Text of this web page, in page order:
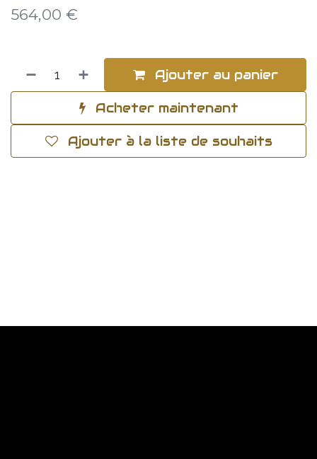
564,00 €
Ajouter au panier
Acheter maintenant
Ajouter à la liste de souhaits